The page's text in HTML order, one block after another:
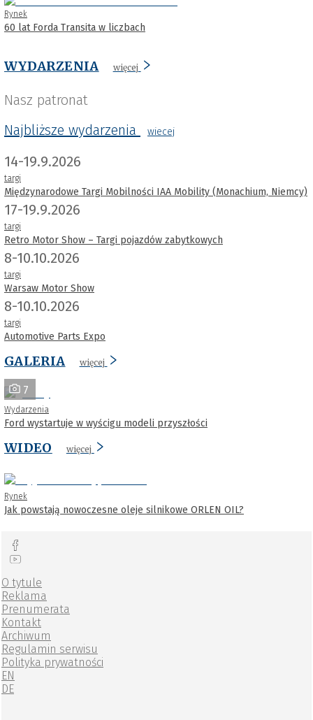
Rynek
60 lat Forda Transita w liczbach
WYDARZENIA więcej
Nasz patronat
Najbliższe wydarzenia
wiecej
14-19.9.2026
targi
Międzynarodowe Targi Mobilności IAA Mobility (Monachium, Niemcy)
17-19.9.2026
targi
Retro Motor Show – Targi pojazdów zabytkowych
8-10.10.2026
targi
Warsaw Motor Show
8-10.10.2026
targi
Automotive Parts Expo
GALERIA więcej
7
Wydarzenia
Ford wystartuje w wyścigu modeli przyszłości
WIDEO więcej
Rynek
Jak powstają nowoczesne oleje silnikowe ORLEN OIL?
O tytule
Reklama
Prenumerata
Kontakt
Archiwum
Regulamin serwisu
Polityka prywatności
EN
DE